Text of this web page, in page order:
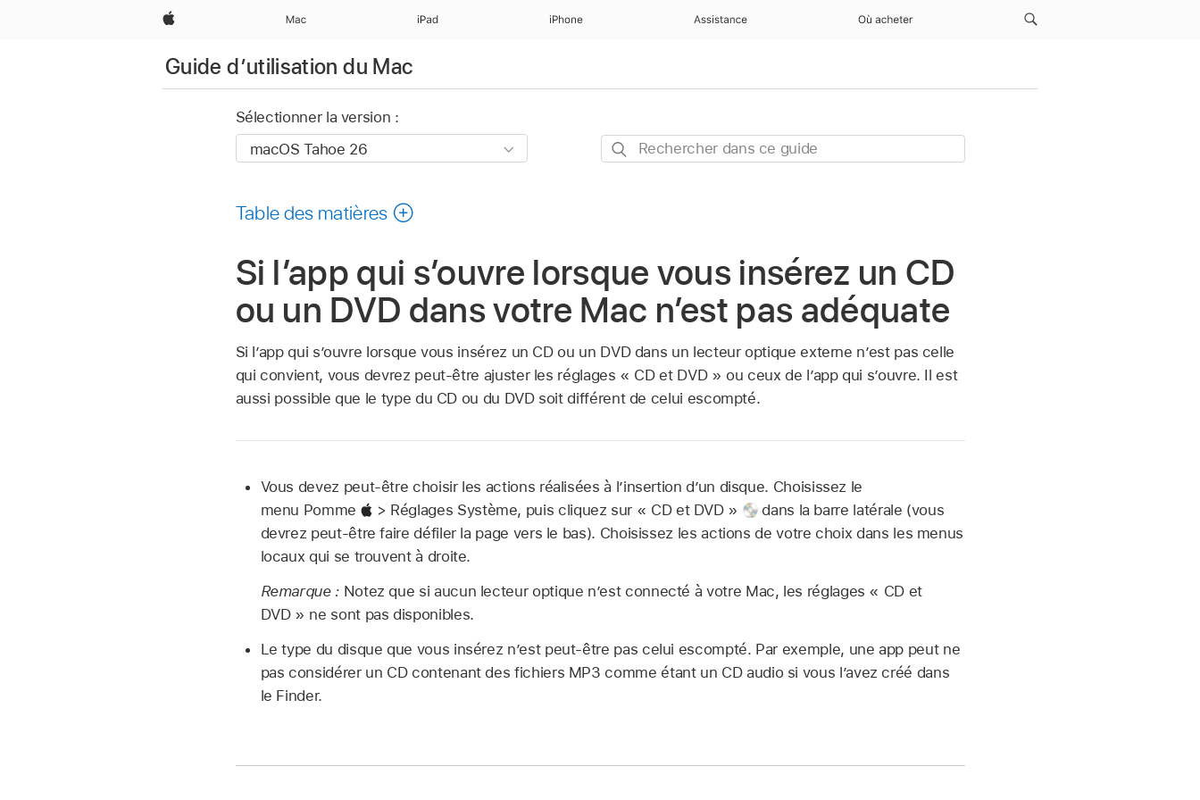
Apple Mac iPad iPhone Assistance Où acheter
Guide d’utilisation du Mac
Sélectionner la version :
Rechercher
Table des matières
Si l’app qui s’ouvre lorsque vous insérez un CD
ou un DVD dans votre Mac n’est pas adéquate
Si l’app qui s’ouvre lorsque vous insérez un CD ou un DVD dans un lecteur optique externe n’est pas celle
qui convient, vous devrez peut-être ajuster les réglages « CD et DVD » ou ceux de l’app qui s’ouvre. Il est
aussi possible que le type du CD ou du DVD soit différent de celui escompté.
Vous devez peut-être choisir les actions réalisées à l’insertion d’un disque. Choisissez le
menu Pomme
> Réglages Système, puis cliquez sur « CD et DVD »
dans la barre latérale (vous
devrez peut-être faire défiler la page vers le bas). Choisissez les actions de votre choix dans les menus
locaux qui se trouvent à droite.
Remarque : Notez que si aucun lecteur optique n’est connecté à votre Mac, les réglages « CD et
DVD » ne sont pas disponibles.
Le type du disque que vous insérez n’est peut-être pas celui escompté. Par exemple, une app peut ne
pas considérer un CD contenant des fichiers MP3 comme étant un CD audio si vous l’avez créé dans
le Finder.